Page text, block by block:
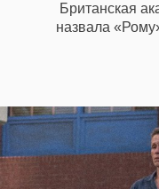
Британская
назвала